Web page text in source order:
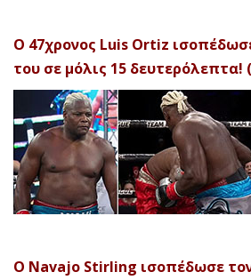
Ο 47χρονος Luis Ortiz
του σε μόλις 15 δευτερόλεπτα!
Ο Navajo Stirling ισοπέδωσε